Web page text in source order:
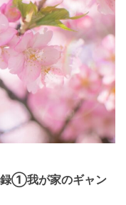
録①我が家のギャン